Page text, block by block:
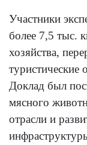
Участники
более 7,5 тыс.
хозяйства,
туристические
Доклад был
мясного
отрасли и